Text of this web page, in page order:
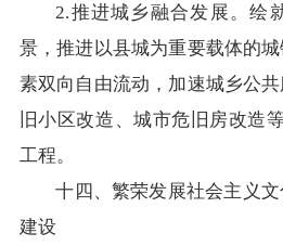
2.推进城乡融合发展。绘
景，推进以县城为重要载体的
素双向自由流动，加速城乡公
旧小区改造、城市危旧房改造
工程。
十四、繁荣发展社会主义
建设